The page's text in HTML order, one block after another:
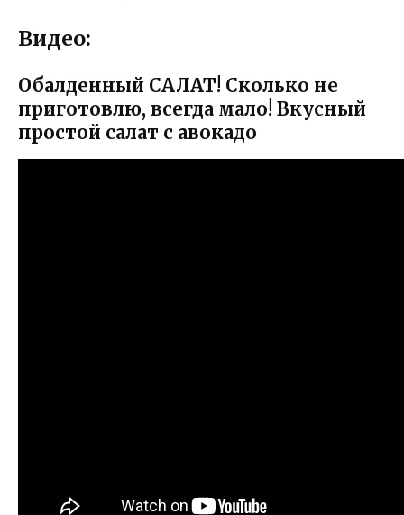
Видео:
Обалденный САЛАТ! Сколько не
приготовлю, всегда мало! Вкусный
простой салат с авокадо